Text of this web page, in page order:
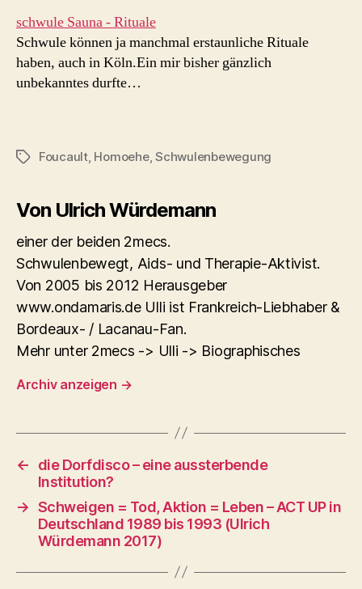
schwule Sauna - Rituale
Schwule können ja manchmal erstaunliche Rituale
haben, auch in Köln.Ein mir bisher gänzlich
unbekanntes durfte…
Schlagwörter
Foucault, Homoehe,Schwulenbewegung
Von Ulrich Würdemann
einer der beiden 2mecs.
Schwulenbewegt, Aids- und Therapie-Aktivist.
Von 2005 bis 2012 Herausgeber
www.ondamaris.de Ulli ist Frankreich-Liebhaber &
Bordeaux- / Lacanau-Fan.
Mehr unter 2mecs -> Ulli -> Biographisches
Archiv anzeigen →
←
die Dorfdisco – eine aussterbende
Institution?
→ Schweigen = Tod, Aktion = Leben – ACT UP in
Deutschland 1989 bis 1993 (Ulrich
Würdemann 2017)